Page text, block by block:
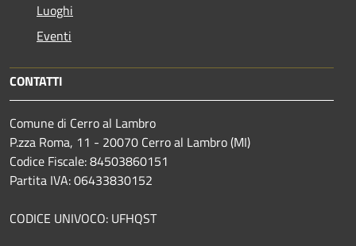
Luoghi
Eventi
CONTATTI
Comune di Cerro al Lambro
P.zza Roma, 11 - 20070 Cerro al Lambro (MI)
Codice Fiscale: 84503860151
Partita IVA: 06433830152
CODICE UNIVOCO: UFHQST